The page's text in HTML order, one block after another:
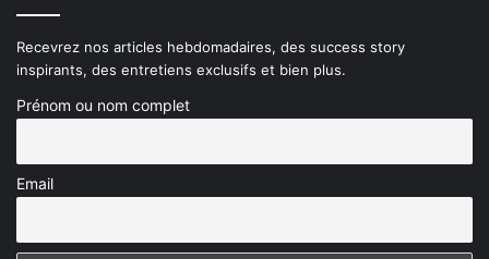
Recevrez nos articles hebdomadaires, des success story
inspirants, des entretiens exclusifs et bien plus.
Prénom ou nom complet
Email